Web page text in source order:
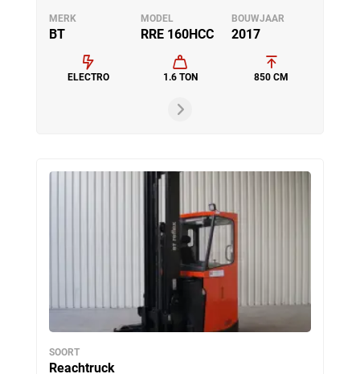
MERK
BT
MODEL
RRE 160HCC
BOUWJAAR
2017
ELECTRO 1.6 TON 850 CM
SOORT
Reachtruck